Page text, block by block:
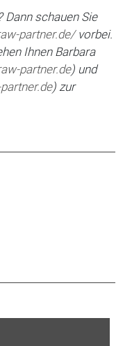
Dann schauen Sie
partner.de/vorbei.
Ihnen Barbara
partner.de) und
) zur